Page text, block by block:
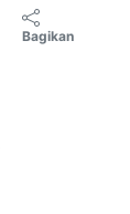
Bagikan